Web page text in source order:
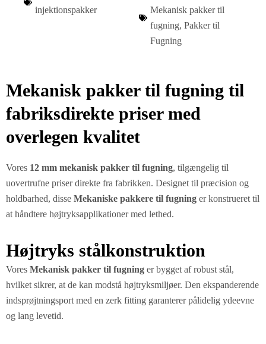
injektionspakker
Mekanisk pakker til
fugning, Pakker til
Fugning
Mekanisk pakker til fugning til
fabriksdirekte priser med
overlegen kvalitet
Vores 12 mm mekanisk pakker til fugning, tilgængelig til
uovertrufne priser direkte fra fabrikken. Designet til præcision og
holdbarhed, disse Mekaniske pakkere til fugning er konstrueret til
at håndtere højtryksapplikationer med lethed.
Højtryks stålkonstruktion
Vores Mekanisk pakker til fugning er bygget af robust stål,
hvilket sikrer, at de kan modstå højtryksmiljøer. Den ekspanderende
indsprøjtningsport med en zerk fitting garanterer pålidelig ydeevne
og lang levetid.